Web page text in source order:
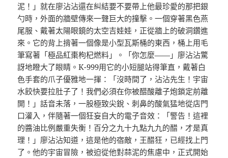
泥！」就在廖沾沾還在糾結要不要帶上他最珍愛的那把銀
勺時，外面的牆壁傳來一聲巨大的撞擊。一個穿著黑色燕
尾服、戴著太陽眼鏡的太空吉娃娃，正從牆上的破洞鑽進
來。它的背上揹著一個像是小型瓦斯桶的東西，桶上用毛
筆寫著「極品紅棗枸杞燃料」。「你怎麼——」廖沾沾驚
訝地瞪大了眼睛。K-999用它的小短腿站得筆直，戴著白
色手套的爪子優雅地一揮：「沒時間了，沾沾先生！宇宙
水餃快要拉肚子了！我們必須在你被醋酸離子炮鎖定前離
開！」話音未落，一股極致尖銳、刺鼻的酸氣猛地從店門
口灌入，伴隨著一個狂妄自大的電子音效：「警告！這裡
的醬油比例嚴重失衡！百分之九十九點九九的醋，才是真
理！」廖沾沾知道，這是他的宿敵，王醋狂，已經找上門
了。他的宇宙冒險，被迫從他對蒜泥的焦慮中，正式開始